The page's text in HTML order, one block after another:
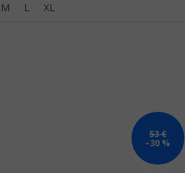
M
L XL
53 €
–30 %